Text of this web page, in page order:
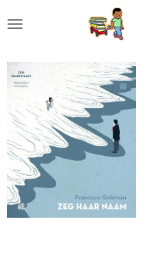
direct
de
hoofdinhoud